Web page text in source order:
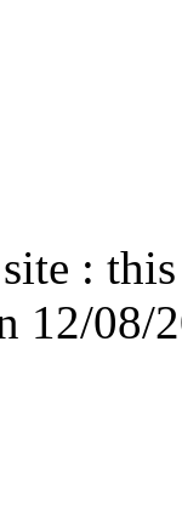
: this
12/08/